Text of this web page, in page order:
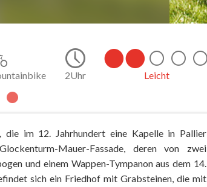
3Uhr Leicht
die im 12. Jahrhundert eine Kapelle in Pallier
Mauer-Fassade, deren von zwei
und einem Wappen-Tympanon aus dem 14.
sich ein Friedhof mit Grabsteinen, die mit